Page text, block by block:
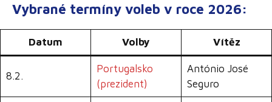
Vybrané termíny voleb v roce 2026:
Datum Volby Vítěz
8.2.
Portugalsko
(prezident)
António José
Seguro